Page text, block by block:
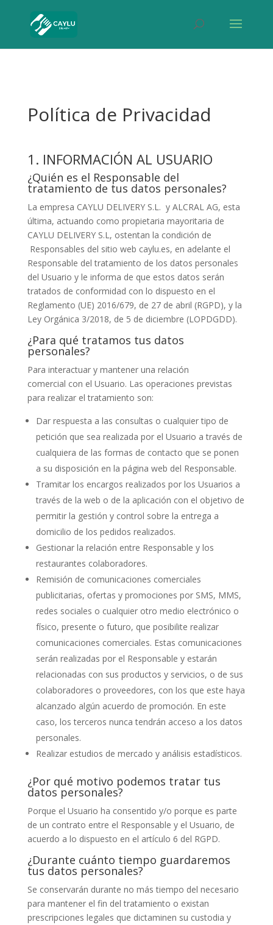
Política de Privacidad
1. INFORMACIÓN AL USUARIO
¿Quién es el Responsable del
tratamiento de tus datos personales?
La empresa CAYLU DELIVERY S.L. y ALCRAL AG, esta
última, actuando como propietaria mayoritaria de
CAYLU DELIVERY S.L, ostentan la condición de
Responsables del sitio web caylu.es, en adelante el
Responsable del tratamiento de los datos personales
del Usuario y le informa de que estos datos serán
tratados de conformidad con lo dispuesto en el
Reglamento (UE) 2016/679, de 27 de abril (RGPD), y la
Ley Orgánica 3/2018, de 5 de diciembre (LOPDGDD).
¿Para qué tratamos tus datos
personales?
Para interactuar y mantener una relación
comercial con el Usuario. Las operaciones previstas
para realizar el tratamiento son:
Dar respuesta a las consultas o cualquier tipo de
petición que sea realizada por el Usuario a través de
cualquiera de las formas de contacto que se ponen
a su disposición en la página web del Responsable.
Tramitar los encargos realizados por los Usuarios a
través de la web o de la aplicación con el objetivo de
permitir la gestión y control sobre la entrega a
domicilio de los pedidos realizados.
Gestionar la relación entre Responsable y los
restaurantes colaboradores.
Remisión de comunicaciones comerciales
publicitarias, ofertas y promociones por SMS, MMS,
redes sociales o cualquier otro medio electrónico o
físico, presente o futuro, que posibilite realizar
comunicaciones comerciales. Estas comunicaciones
serán realizadas por el Responsable y estarán
relacionadas con sus productos y servicios, o de sus
colaboradores o proveedores, con los que este haya
alcanzado algún acuerdo de promoción. En este
caso, los terceros nunca tendrán acceso a los datos
personales.
Realizar estudios de mercado y análisis estadísticos.
¿Por qué motivo podemos tratar tus
datos personales?
Porque el Usuario ha consentido y/o porque es parte
de un contrato entre el Responsable y el Usuario, de
acuerdo a lo dispuesto en el artículo 6 del RGPD.
¿Durante cuánto tiempo guardaremos
tus datos personales?
Se conservarán durante no más tiempo del necesario
para mantener el fin del tratamiento o existan
prescripciones legales que dictaminen su custodia y